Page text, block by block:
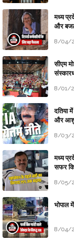
मध्य
और बजट
8/04/
सीएम
8/01/
दतिया
और
8/03/
मध्य
सफर
8/05/
भोपाल
8/04/